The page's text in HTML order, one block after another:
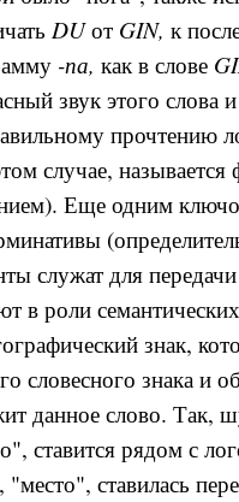
DUот GIN,к
-па,как в слове
звук этого слова
прочтению
случае, называется
Еще одним
служат для
в роли
знак,
словесного знака и
данное слово. Так,
ставится рядом с
ставилась